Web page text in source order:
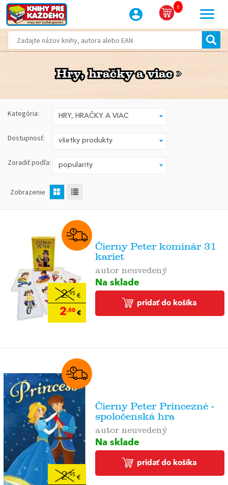
0
Hry, hračky a viac
Hry, hračky a viac
Kategória:
Dostupnosť:
Zoradiť podľa:
Zobrazenie
2,95€
2,80€
Čierny Peter kominár 31
kariet
autor neuvedený
Na sklade
pridať do košíka
2,95€
Čierny Peter Princezné -
spoločenská hra
autor neuvedený
Na sklade
pridať do košíka